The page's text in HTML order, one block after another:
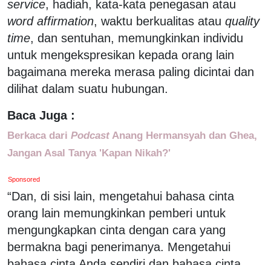
service, hadiah, kata-kata penegasan atau
word affirmation, waktu berkualitas atau quality
time, dan sentuhan, memungkinkan individu
untuk mengekspresikan kepada orang lain
bagaimana mereka merasa paling dicintai dan
dilihat dalam suatu hubungan.
Baca Juga :
Berkaca dari Podcast Anang Hermansyah dan Ghea,
Jangan Asal Tanya 'Kapan Nikah?'
Sponsored
“Dan, di sisi lain, mengetahui bahasa cinta
orang lain memungkinkan pemberi untuk
mengungkapkan cinta dengan cara yang
bermakna bagi penerimanya. Mengetahui